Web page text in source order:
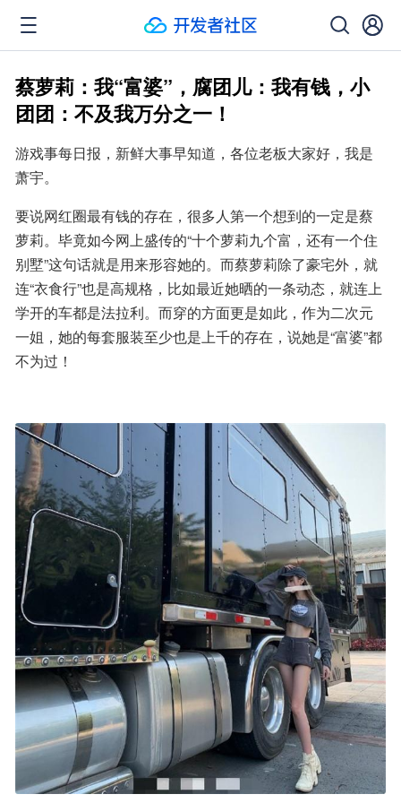
蔡萝莉：我“富婆”，腐团儿：我有钱，小
团团：不及我万分之一！
游戏事每日报，新鲜大事早知道，各位老板大家好，我是
萧宇。
要说网红圈最有钱的存在，很多人第一个想到的一定是蔡
萝莉。毕竟如今网上盛传的“十个萝莉九个富，还有一个住
别墅”这句话就是用来形容她的。而蔡萝莉除了豪宅外，就
连“衣食行”也是高规格，比如最近她晒的一条动态，就连上
学开的车都是法拉利。而穿的方面更是如此，作为二次元
一姐，她的每套服装至少也是上千的存在，说她是“富婆”都
不为过！